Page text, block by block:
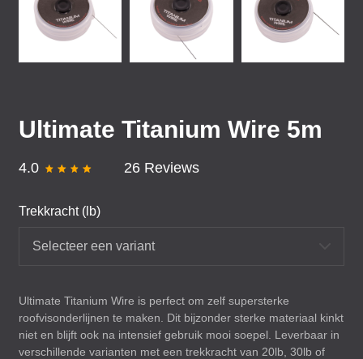
Ultimate Titanium Wire 5m
4.0 26 Reviews
Trekkracht (lb)
Selecteer een variant
Ultimate Titanium Wire is perfect om zelf supersterke
roofvisonderlijnen te maken. Dit bijzonder sterke materiaal kinkt
niet en blijft ook na intensief gebruik mooi soepel. Leverbaar in
verschillende varianten met een trekkracht van 20lb, 30lb of